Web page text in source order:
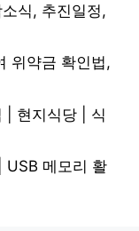
식, 추진일정,
위약금 확인법,
| 현지식당 | 식
USB 메모리 활